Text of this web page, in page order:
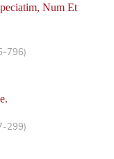
Num Et
796)
299)